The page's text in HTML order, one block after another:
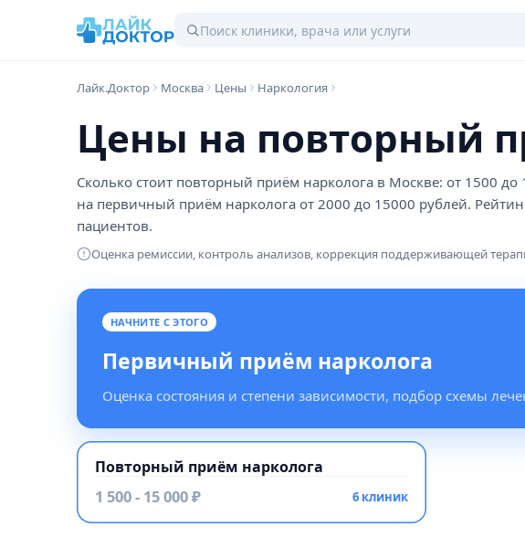
Лайк.Доктор Москва Цены Наркология
Цены на повторный
Сколько стоит повторный приём нарколога в Москве: от 1500
на первичный приём нарколога от 2000 до 15000 рублей.
пациентов.
Оценка ремиссии, контроль анализов, коррекция поддерживающей
НАЧНИТЕ С ЭТОГО
Первичный приём нарколога
Оценка состояния и степени зависимости, подбор схемы
Повторный приём нарколога
1 500 - 15 000 ₽ 6 клиник